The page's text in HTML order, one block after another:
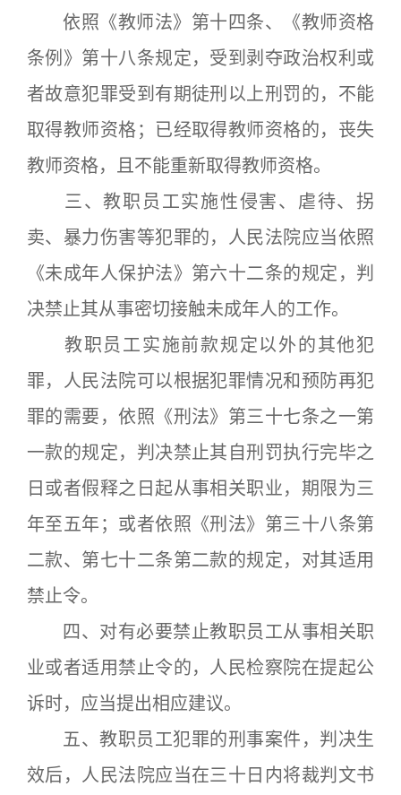
依照《教师法》第十四条、《教师资格
条例》第十八条规定，受到剥夺政治权利或
者故意犯罪受到有期徒刑以上刑罚的，不能
取得教师资格；已经取得教师资格的，丧失
教师资格，且不能重新取得教师资格。
三、教职员工实施性侵害、虐待、拐
卖、暴力伤害等犯罪的，人民法院应当依照
《未成年人保护法》第六十二条的规定，判
决禁止其从事密切接触未成年人的工作。
教职员工实施前款规定以外的其他犯
罪，人民法院可以根据犯罪情况和预防再犯
罪的需要，依照《刑法》第三十七条之一第
一款的规定，判决禁止其自刑罚执行完毕之
日或者假释之日起从事相关职业，期限为三
年至五年；或者依照《刑法》第三十八条第
二款、第七十二条第二款的规定，对其适用
禁止令。
四、对有必要禁止教职员工从事相关职
业或者适用禁止令的，人民检察院在提起公
诉时，应当提出相应建议。
五、教职员工犯罪的刑事案件，判决生
效后，人民法院应当在三十日内将裁判文书